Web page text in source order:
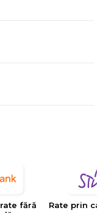
fără
Rate prin